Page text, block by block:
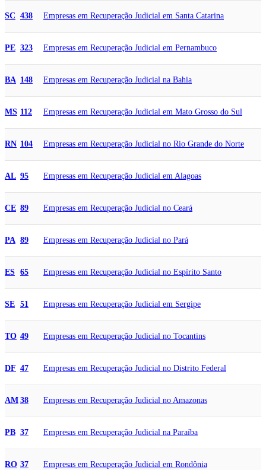
SC 438 Empresas em Recuperação Judicial em Santa Catarina
PE 323 Empresas em Recuperação Judicial em Pernambuco
BA 148 Empresas em Recuperação Judicial na Bahia
MS 112 Empresas em Recuperação Judicial em Mato Grosso do Sul
RN 104 Empresas em Recuperação Judicial no Rio Grande do Norte
AL 95 Empresas em Recuperação Judicial em Alagoas
CE 89 Empresas em Recuperação Judicial no Ceará
PA 89 Empresas em Recuperação Judicial no Pará
ES 65 Empresas em Recuperação Judicial no Espírito Santo
SE 51 Empresas em Recuperação Judicial em Sergipe
TO 49 Empresas em Recuperação Judicial no Tocantins
DF 47 Empresas em Recuperação Judicial no Distrito Federal
AM 38 Empresas em Recuperação Judicial no Amazonas
PB 37 Empresas em Recuperação Judicial na Paraíba
RO 37 Empresas em Recuperação Judicial em Rondônia